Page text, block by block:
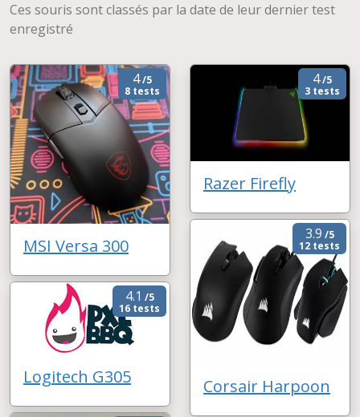
Ces souris sont classés par la date de leur dernier test
enregistré
4/5
8 tests
MSI Versa 300
4.1 /5
16 tests
Logitech G305
4/5
3 tests
Razer Firefly
3.9 /5
12 tests
Corsair Harpoon